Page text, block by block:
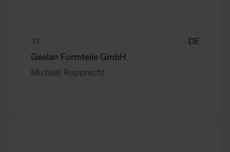
DE
Gealan Formteile GmbH
Michael Rupprecht